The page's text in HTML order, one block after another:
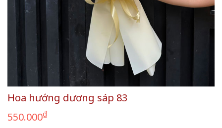
Hoa hướng dương sáp 83
550.000₫